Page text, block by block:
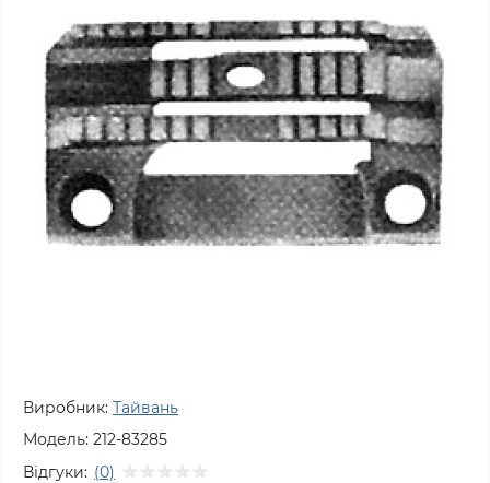
Виробник: Тайвань
Модель: 212-83285
Відгуки: (0)